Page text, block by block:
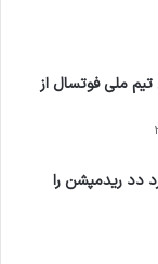
ملی فوتسال از
دد ریدمپشن را